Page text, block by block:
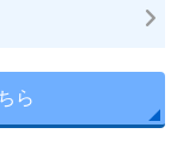
ら